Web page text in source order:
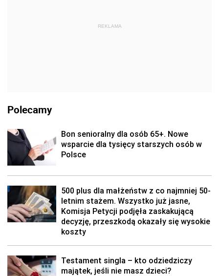
REKLAMA
Polecamy
Bon senioralny dla osób 65+. Nowe
wsparcie dla tysięcy starszych osób w
Polsce
500 plus dla małżeństw z co najmniej 50-
letnim stażem. Wszystko już jasne,
Komisja Petycji podjęła zaskakującą
decyzję, przeszkodą okazały się wysokie
koszty
Testament singla – kto odziedziczy
majątek, jeśli nie masz dzieci?